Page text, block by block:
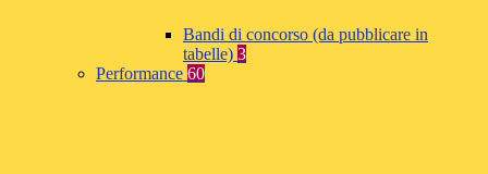
Bandi di concorso (da pubblicare in
tabelle) 3
Performance 60